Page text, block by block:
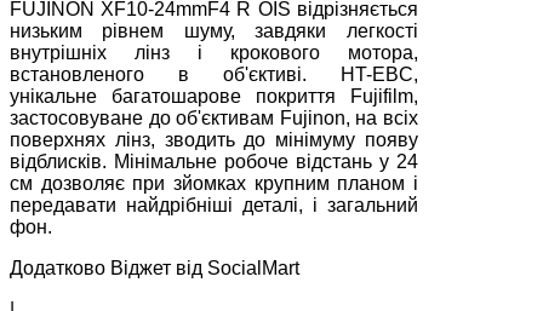
FUJINON XF10-24mmF4 R OIS відрізняється
низьким рівнем шуму, завдяки легкості
внутрішніх лінз і крокового мотора,
встановленого в об'єктиві. HT-EBC,
унікальне багатошарове покриття Fujifilm,
застосовуване до об'єктивам Fujinon, на всіх
поверхнях лінз, зводить до мінімуму появу
відблисків. Мінімальне робоче відстань у 24
см дозволяє при зйомках крупним планом і
передавати найдрібніші деталі, і загальний
фон.
Додатково Віджет від SocialMart